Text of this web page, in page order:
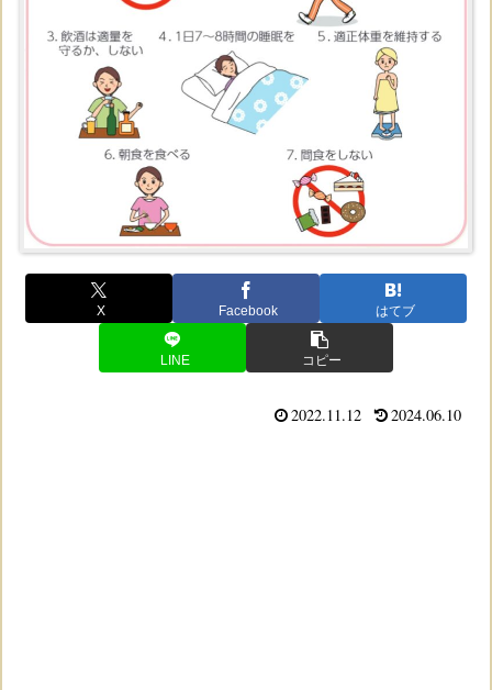
X Facebook はてブ
LINE コピー
2022.11.12 2024.06.10